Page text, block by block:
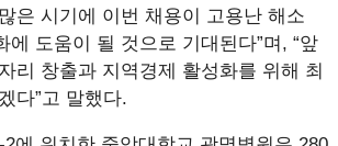
은 시기에 이번 채용이 고용난 해소
에 도움이 될 것으로 기대된다”며, “앞
리 창출과 지역경제 활성화를 위해 최
다”고 말했다.